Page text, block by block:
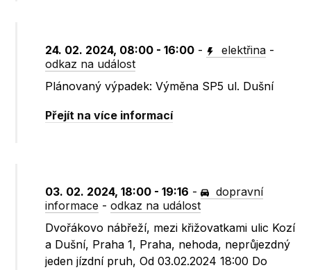
24. 02. 2024, 08:00 - 16:00 - elektřina -
odkaz na událost
Plánovaný výpadek: Výměna SP5 ul. Dušní
Přejít na více informací
03. 02. 2024, 18:00 - 19:16 -
dopravní
informace -odkaz na událost
Dvořákovo nábřeží, mezi křižovatkami ulic Kozí
a Dušní, Praha 1, Praha, nehoda, neprůjezdný
jeden jízdní pruh, Od 03.02.2024 18:00 Do